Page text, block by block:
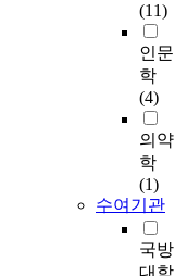
(11)
인문
학
(4)
의약
학
(1)
수여기관
국방